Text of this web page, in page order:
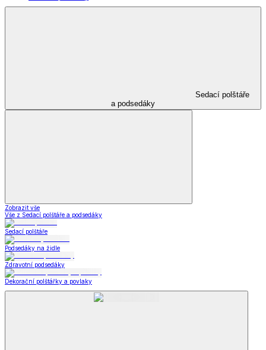
Sedací polštáře
a podsedáky
Zobrazit vše
Vše z Sedací polštáře a podsedáky
Sedací polštáře
Podsedáky na židle
Zdravotní podsedáky
Dekorační polštářky a povlaky